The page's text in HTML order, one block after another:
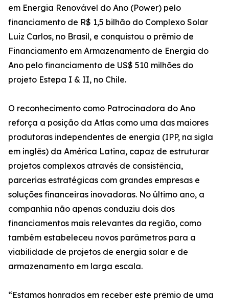
em Energia Renovável do Ano (Power) pelo
financiamento de R$ 1,5 bilhão do Complexo Solar
Luiz Carlos, no Brasil, e conquistou o prêmio de
Financiamento em Armazenamento de Energia do
Ano pelo financiamento de US$ 510 milhões do
projeto Estepa I & II, no Chile.
O reconhecimento como Patrocinadora do Ano
reforça a posição da Atlas como uma das maiores
produtoras independentes de energia (IPP, na sigla
em inglês) da América Latina, capaz de estruturar
projetos complexos através de consistência,
parcerias estratégicas com grandes empresas e
soluções financeiras inovadoras. No último ano, a
companhia não apenas conduziu dois dos
financiamentos mais relevantes da região, como
também estabeleceu novos parâmetros para a
viabilidade de projetos de energia solar e de
armazenamento em larga escala.
“Estamos honrados em receber este prêmio de uma